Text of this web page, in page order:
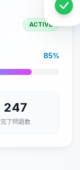
ACTIVE
85%
247
完了問題数